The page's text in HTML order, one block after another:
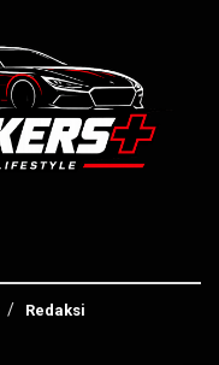
Redaksi